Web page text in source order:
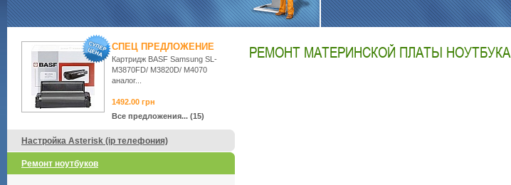
РЕМОНТ МАТЕРИНСКОЙ ПЛАТЫ НОУТБУКА
СПЕЦ ПРЕДЛОЖЕНИЕ
Картридж BASF Samsung SL-
M3870FD/ M3820D/ M4070
аналог...
1492.00 грн
Все предложения... (15)
Настройка Asterisk (ip телефония)
Ремонт ноутбуков